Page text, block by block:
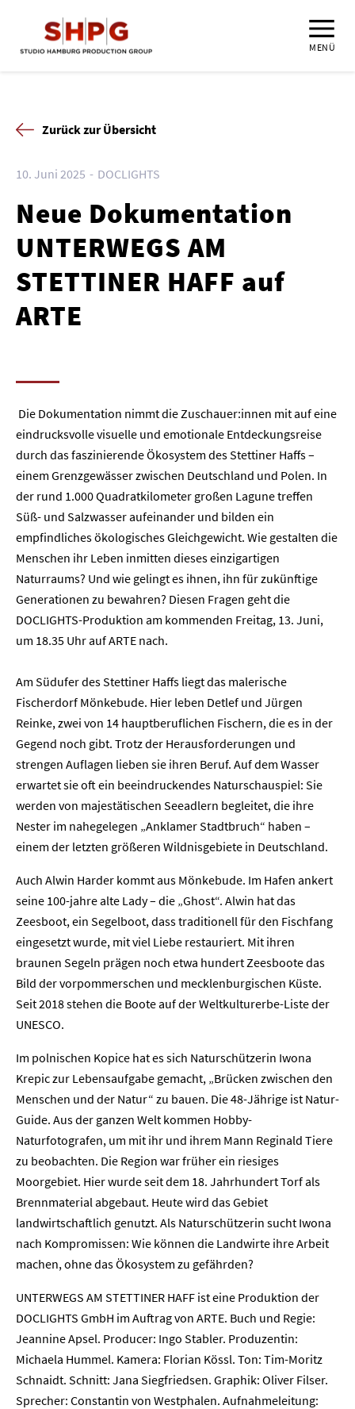
MENÜ
Zurück zur Übersicht
10. Juni 2025 DOCLIGHTS
Neue Dokumentation
UNTERWEGS AM
STETTINER HAFF auf
ARTE
Die Dokumentation nimmt die Zuschauer:innen mit auf eine
eindrucksvolle visuelle und emotionale Entdeckungsreise
durch das faszinierende Ökosystem des Stettiner Haffs –
einem Grenzgewässer zwischen Deutschland und Polen. In
der rund 1.000 Quadratkilometer großen Lagune treffen
Süß- und Salzwasser aufeinander und bilden ein
empfindliches ökologisches Gleichgewicht. Wie gestalten die
Menschen ihr Leben inmitten dieses einzigartigen
Naturraums? Und wie gelingt es ihnen, ihn für zukünftige
Generationen zu bewahren? Diesen Fragen geht die
DOCLIGHTS-Produktion am kommenden Freitag, 13. Juni,
um 18.35 Uhr auf ARTE nach.
Am Südufer des Stettiner Haffs liegt das malerische
Fischerdorf Mönkebude. Hier leben Detlef und Jürgen
Reinke, zwei von 14 hauptberuflichen Fischern, die es in der
Gegend noch gibt. Trotz der Herausforderungen und
strengen Auflagen lieben sie ihren Beruf. Auf dem Wasser
erwartet sie oft ein beeindruckendes Naturschauspiel: Sie
werden von majestätischen Seeadlern begleitet, die ihre
Nester im nahegelegen „Anklamer Stadtbruch“ haben –
einem der letzten größeren Wildnisgebiete in Deutschland.
Auch Alwin Harder kommt aus Mönkebude. Im Hafen ankert
seine 100-jahre alte Lady – die „Ghost“. Alwin hat das
Zeesboot, ein Segelboot, dass traditionell für den Fischfang
eingesetzt wurde, mit viel Liebe restauriert. Mit ihren
braunen Segeln prägen noch etwa hundert Zeesboote das
Bild der vorpommerschen und mecklenburgischen Küste.
Seit 2018 stehen die Boote auf der Weltkulturerbe-Liste der
UNESCO.
Im polnischen Kopice hat es sich Naturschützerin Iwona
Krepic zur Lebensaufgabe gemacht, „Brücken zwischen den
Menschen und der Natur“ zu bauen. Die 48-Jährige ist Natur-
Guide. Aus der ganzen Welt kommen Hobby-
Naturfotografen, um mit ihr und ihrem Mann Reginald Tiere
zu beobachten. Die Region war früher ein riesiges
Moorgebiet. Hier wurde seit dem 18. Jahrhundert Torf als
Brennmaterial abgebaut. Heute wird das Gebiet
landwirtschaftlich genutzt. Als Naturschützerin sucht Iwona
nach Kompromissen: Wie können die Landwirte ihre Arbeit
machen, ohne das Ökosystem zu gefährden?
UNTERWEGS AM STETTINER HAFF ist eine Produktion der
DOCLIGHTS GmbH im Auftrag von ARTE. Buch und Regie:
Jeannine Apsel. Producer: Ingo Stabler. Produzentin:
Michaela Hummel. Kamera: Florian Kössl. Ton: Tim-Moritz
Schnaidt. Schnitt: Jana Siegfriedsen. Graphik: Oliver Filser.
Sprecher: Constantin von Westphalen. Aufnahmeleitung:
Home
Unternehmen
Presse
Karriere
Kontakt
Datenschutz